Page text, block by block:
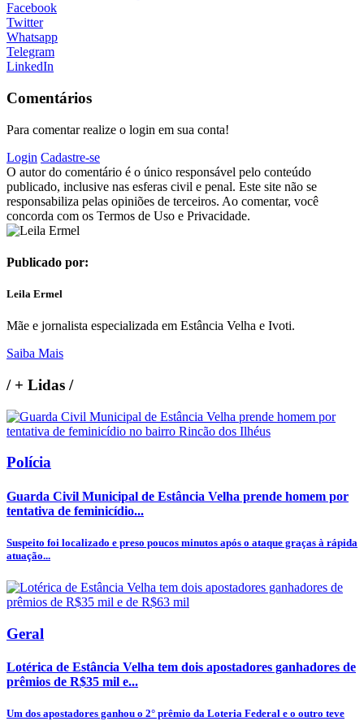
Facebook
Twitter
Whatsapp
Telegram
LinkedIn
Comentários
Para comentar realize o login em sua conta!
Login Cadastre-se
O autor do comentário é o único responsável pelo conteúdo
publicado, inclusive nas esferas civil e penal. Este site não se
responsabiliza pelas opiniões de terceiros. Ao comentar, você
concorda com os Termos de Uso e Privacidade.
Publicado por:
Leila Ermel
Mãe e jornalista especializada em Estância Velha e Ivoti.
Saiba Mais
/+ Lidas /
Polícia
Guarda Civil Municipal de Estância Velha prende homem por
tentativa de feminicídio...
Suspeito foi localizado e preso poucos minutos após o ataque graças à rápida
atuação...
Geral
Lotérica de Estância Velha tem dois apostadores ganhadores de
prêmios de R$35 mil e...
Um dos apostadores ganhou o 2° prêmio da Loteria Federal e o outro teve